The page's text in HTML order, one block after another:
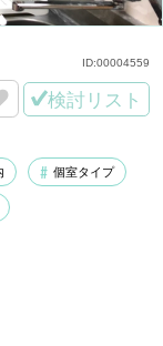
検討リスト
個室タイプ
ID:00004559